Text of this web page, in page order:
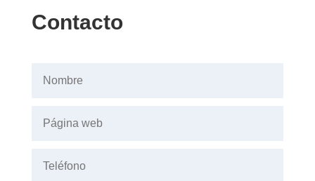
Contacto